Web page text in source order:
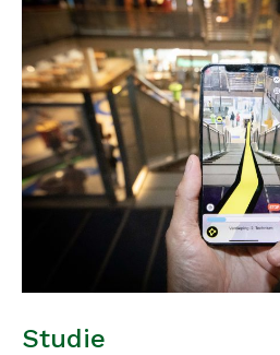
Studie